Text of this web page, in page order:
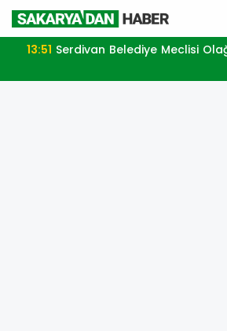
13:51 Serdivan Belediye Meclisi